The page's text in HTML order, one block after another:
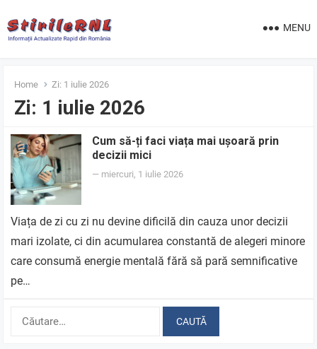
MENU
Home Zi: 1 iulie 2026
Zi: 1 iulie 2026
Cum să-ți faci viața mai ușoară prin
decizii mici
— miercuri, 1 iulie 2026
Viața de zi cu zi nu devine dificilă din cauza unor decizii
mari izolate, ci din acumularea constantă de alegeri minore
care consumă energie mentală fără să pară semnificative
pe…
Caută